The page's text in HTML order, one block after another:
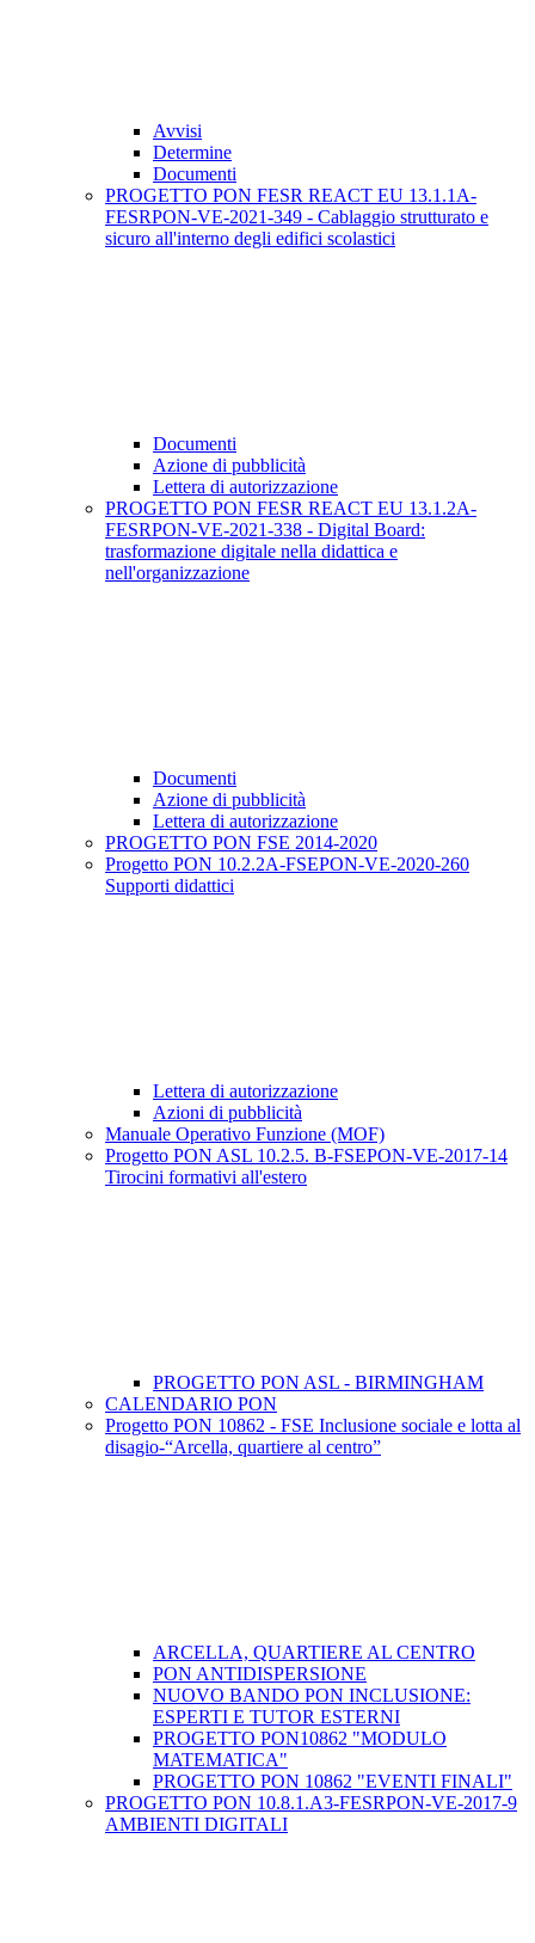
Avvisi
Determine
Documenti
PROGETTO PON FESR REACT EU 13.1.1A-
FESRPON-VE-2021-349 - Cablaggio strutturato e
sicuro all'interno degli edifici scolastici
Documenti
Azione di pubblicità
Lettera di autorizzazione
PROGETTO PON FESR REACT EU 13.1.2A-
FESRPON-VE-2021-338 - Digital Board:
trasformazione digitale nella didattica e
nell'organizzazione
Documenti
Azione di pubblicità
Lettera di autorizzazione
PROGETTO PON FSE 2014-2020
Progetto PON 10.2.2A-FSEPON-VE-2020-260
Supporti didattici
Lettera di autorizzazione
Azioni di pubblicità
Manuale Operativo Funzione (MOF)
Progetto PON ASL 10.2.5. B-FSEPON-VE-2017-14
Tirocini formativi all'estero
PROGETTO PON ASL - BIRMINGHAM
CALENDARIO PON
Progetto PON 10862 - FSE Inclusione sociale e lotta al
disagio-“Arcella, quartiere al centro”
ARCELLA, QUARTIERE AL CENTRO
PON ANTIDISPERSIONE
NUOVO BANDO PON INCLUSIONE:
ESPERTI E TUTOR ESTERNI
PROGETTO PON10862 "MODULO
MATEMATICA"
PROGETTO PON 10862 "EVENTI FINALI"
PROGETTO PON 10.8.1.A3-FESRPON-VE-2017-9
AMBIENTI DIGITALI